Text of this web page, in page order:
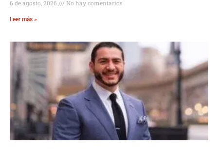
6 de agosto, 2026 No hay comentarios
Leer más »